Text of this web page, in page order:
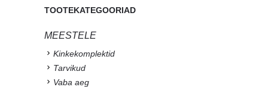
TOOTEKATEGOORIAD
MEESTELE
Kinkekomplektid
Tarvikud
Vaba aeg